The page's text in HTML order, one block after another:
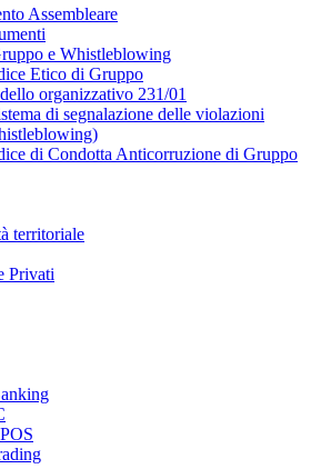
Assembleare
e Whistleblowing
Etico di Gruppo
organizzativo 231/01
di segnalazione delle violazioni
di Condotta Anticorruzione di Gruppo
territoriale
Privati